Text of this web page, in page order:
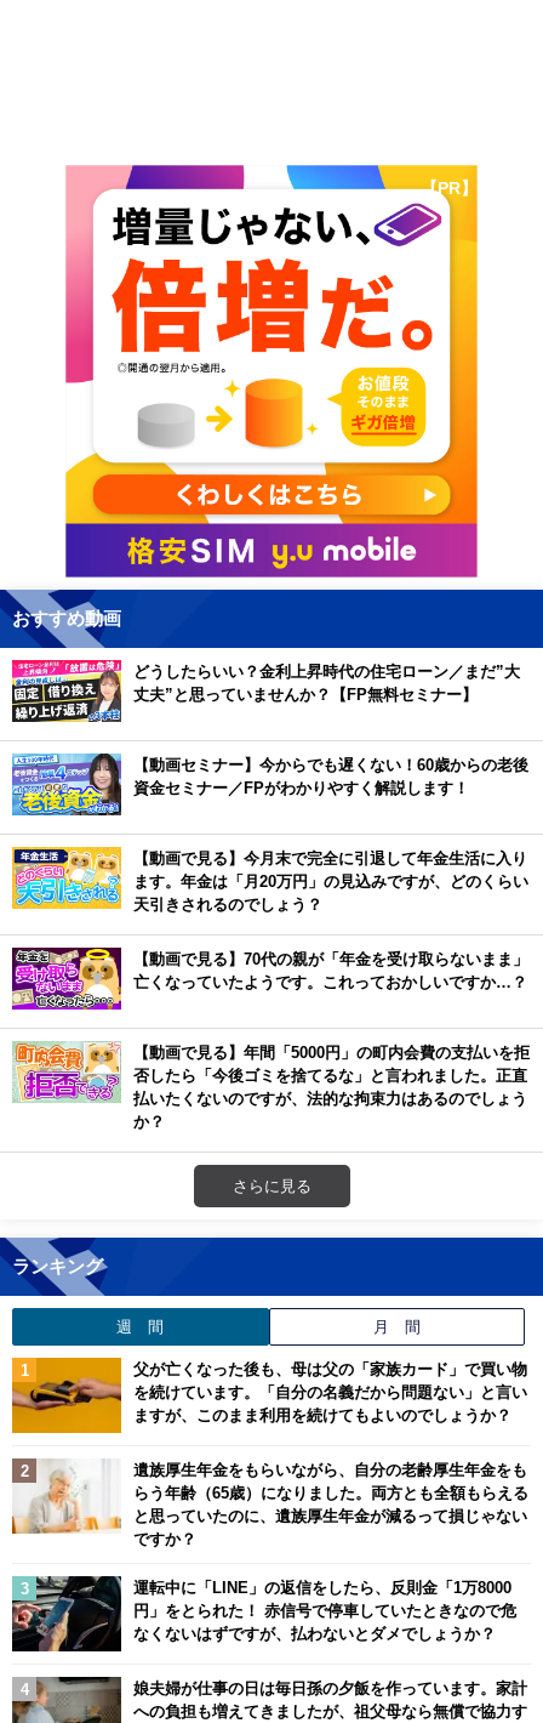
【PR】
おすすめ動画
どうしたらいい？金利上昇時代の住宅ローン／まだ”大
丈夫”と思っていませんか？【FP無料セミナー】
【動画セミナー】今からでも遅くない！60歳からの老後
資金セミナー／FPがわかりやすく解説します！
【動画で見る】今月末で完全に引退して年金生活に入り
ます。年金は「月20万円」の見込みですが、どのくらい
天引きされるのでしょう？
【動画で見る】70代の親が「年金を受け取らないまま」
亡くなっていたようです。これっておかしいですか…？
【動画で見る】年間「5000円」の町内会費の支払いを拒
否したら「今後ゴミを捨てるな」と言われました。正直
払いたくないのですが、法的な拘束力はあるのでしょう
か？
さらに見る
ランキング
週 間 月 間
父が亡くなった後も、母は父の「家族カード」で買い物
を続けています。「自分の名義だから問題ない」と言い
ますが、このまま利用を続けてもよいのでしょうか？
遺族厚生年金をもらいながら、自分の老齢厚生年金をも
らう年齢（65歳）になりました。両方とも全額もらえる
と思っていたのに、遺族厚生年金が減るって損じゃない
ですか？
運転中に「LINE」の返信をしたら、反則金「1万8000
円」をとられた！ 赤信号で停車していたときなので危
なくないはずですが、払わないとダメでしょうか？
娘夫婦が仕事の日は毎日孫の夕飯を作っています。家計
への負担も増えてきましたが、祖父母なら無償で協力す